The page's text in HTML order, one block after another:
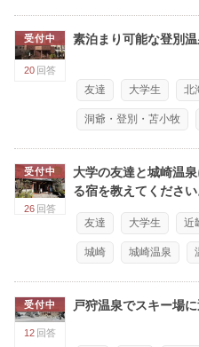
受付中
20 回答
素泊まり可能な登別
友達 大学生 北
洞爺・登別・苫小牧
受付中
26 回答
大学の友達と城崎温
る宿を教えてください
友達 大学生 近
城崎 城崎温泉
受付中
12 回答
戸狩温泉でスキー場